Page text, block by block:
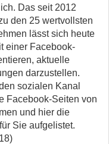
Das seit 2012
den 25 wertvollsten
lässt sich heute
einer Facebook-
aktuelle
darzustellen.
sozialen Kanal
Facebook-Seiten von
und hier die
Sie aufgelistet.